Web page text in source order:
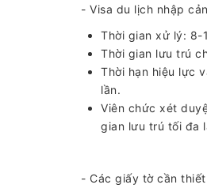
- Visa du lịch nhập
Thời gian xử lý: 8-
Thời gian lưu trú
Thời hạn hiệu lực
lần.
Viên chức xét
gian lưu trú tối đa
- Các giấy tờ cần